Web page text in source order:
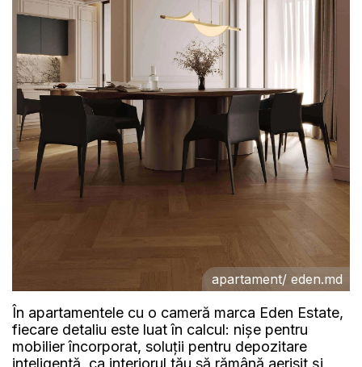
apartament/ eden.md
În apartamentele cu o cameră marca Eden Estate,
fiecare detaliu este luat în calcul: nișe pentru
mobilier încorporat, soluții pentru depozitare
inteligentă, ca interiorul tău să rămână aerisit și